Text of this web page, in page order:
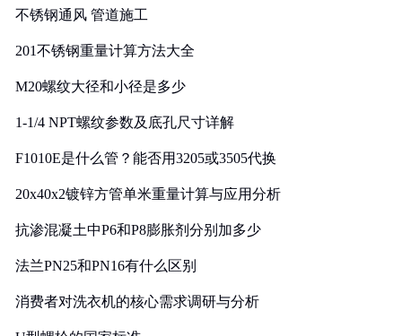
不锈钢通风 管道施工
201不锈钢重量计算方法大全
M20螺纹大径和小径是多少
1-1/4 NPT螺纹参数及底孔尺寸详解
F1010E是什么管？能否用3205或3505代换
20x40x2镀锌方管单米重量计算与应用分析
抗渗混凝土中P6和P8膨胀剂分别加多少
法兰PN25和PN16有什么区别
消费者对洗衣机的核心需求调研与分析